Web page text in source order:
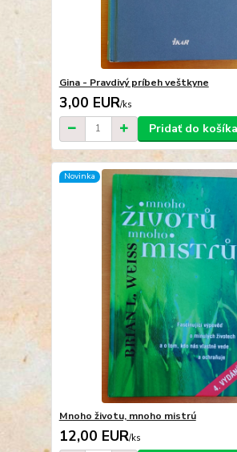
Gina - Pravdivý príbeh veštkyne
3,00 EUR/ks
Pridať do košíka
Novinka
Mnoho životu, mnoho mistrú
12,00 EUR/ks